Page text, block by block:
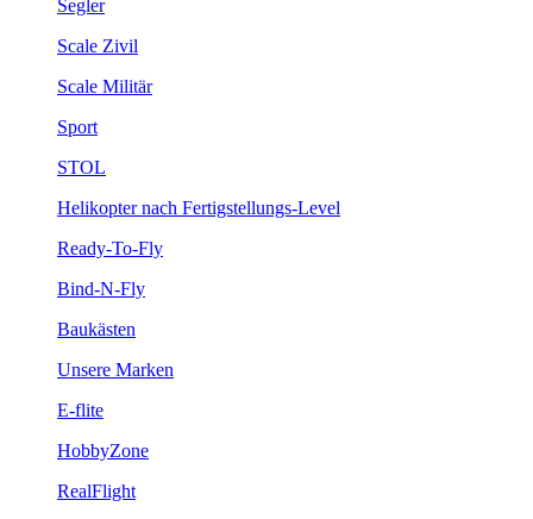
Segler
Scale Zivil
Scale Militär
Sport
STOL
Helikopter nach Fertigstellungs-Level
Ready-To-Fly
Bind-N-Fly
Baukästen
Unsere Marken
E-flite
HobbyZone
RealFlight